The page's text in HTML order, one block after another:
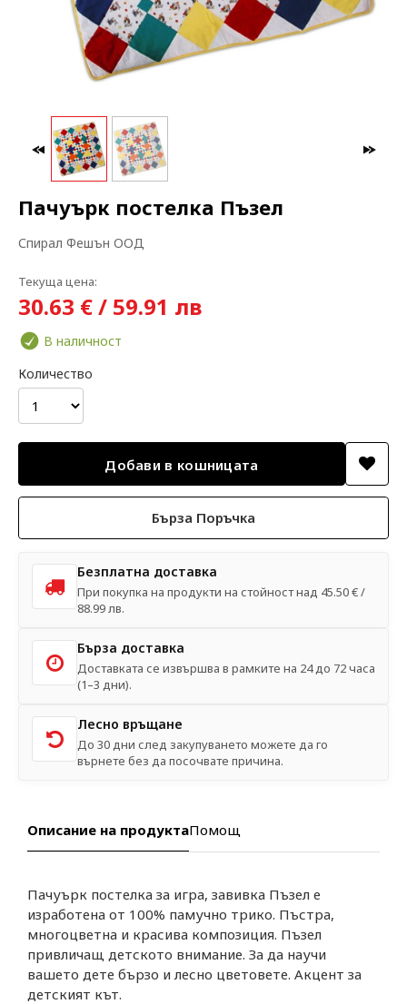
МАКСИ МОДА
ЗА БРЕМЕННИ
Пачуърк постелка Пъзел
Спирал Фешън ООД
Текуща цена:
30.63 € / 59.91 лв
В наличност
Количество
Бърза Поръчка
Безплатна доставка
При покупка на продукти на стойност над 45.50 € /
88.99 лв.
Бърза доставка
Доставката се извършва в рамките на 24 до 72 часа
(1–3 дни).
Лесно връщане
До 30 дни след закупуването можете да го
върнете без да посочвате причина.
Описание на продуктаПомощ
Пачуърк постелка за игра, завивка Пъзел е
изработена от 100% памучно трико. Пъстра,
многоцветна и красива композиция. Пъзел
привличащ детското внимание. За да научи
вашето дете бързо и лесно цветовете. Акцент за
детският кът.